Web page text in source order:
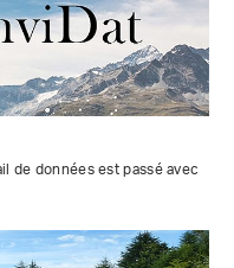
de données est passé avec